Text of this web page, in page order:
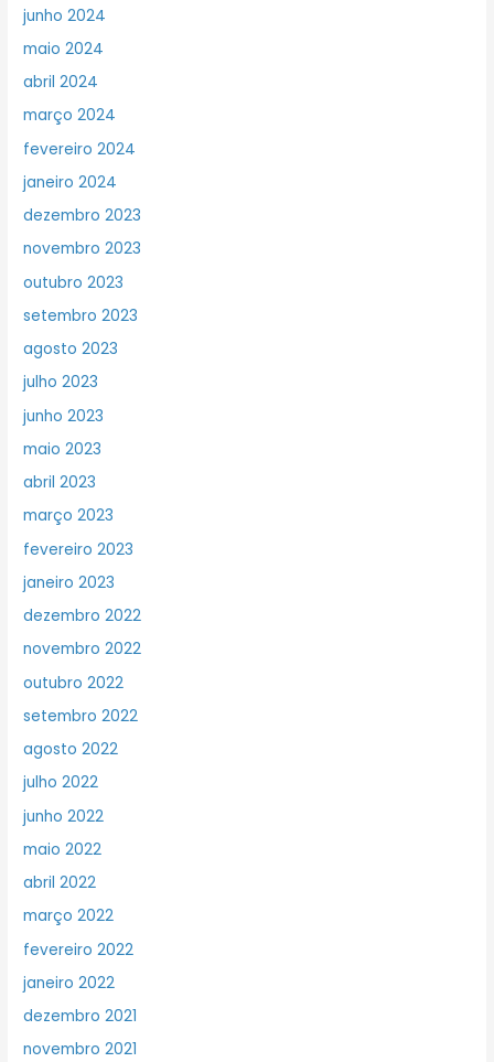
junho 2024
maio 2024
abril 2024
março 2024
fevereiro 2024
janeiro 2024
dezembro 2023
novembro 2023
outubro 2023
setembro 2023
agosto 2023
julho 2023
junho 2023
maio 2023
abril 2023
março 2023
fevereiro 2023
janeiro 2023
dezembro 2022
novembro 2022
outubro 2022
setembro 2022
agosto 2022
julho 2022
junho 2022
maio 2022
abril 2022
março 2022
fevereiro 2022
janeiro 2022
dezembro 2021
novembro 2021